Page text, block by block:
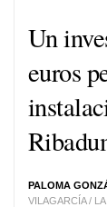
Un
euros
PALOMA
VILAGARCÍA /